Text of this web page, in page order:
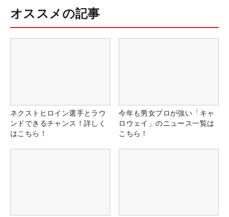
オススメの記事
ネクストヒロイン選手とラウ
ンドできるチャンス！詳しく
はこちら！
今年も男女プロが強い「キャ
ロウェイ」のニュース一覧は
こちら！